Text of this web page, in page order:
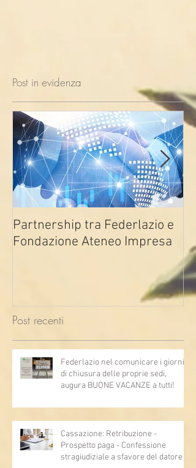
Post in evidenza
Partnership tra Federlazio e
Fondazione Ateneo Impresa
Post recenti
Federlazio nel comunicare i giorni
di chiusura delle proprie sedi,
augura BUONE VACANZE a tutti!
Cassazione: Retribuzione -
Prospetto paga - Confessione
stragiudiziale a sfavore del datore di